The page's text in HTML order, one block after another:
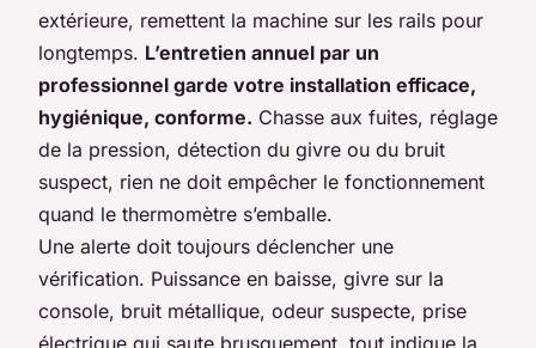
extérieure, remettent la machine sur les rails pour
longtemps. L’entretien annuel par un
professionnel garde votre installation efficace,
hygiénique, conforme. Chasse aux fuites, réglage
de la pression, détection du givre ou du bruit
suspect, rien ne doit empêcher le fonctionnement
quand le thermomètre s’emballe.
Une alerte doit toujours déclencher une
vérification. Puissance en baisse, givre sur la
console, bruit métallique, odeur suspecte, prise
électrique qui saute brusquement, tout indique la